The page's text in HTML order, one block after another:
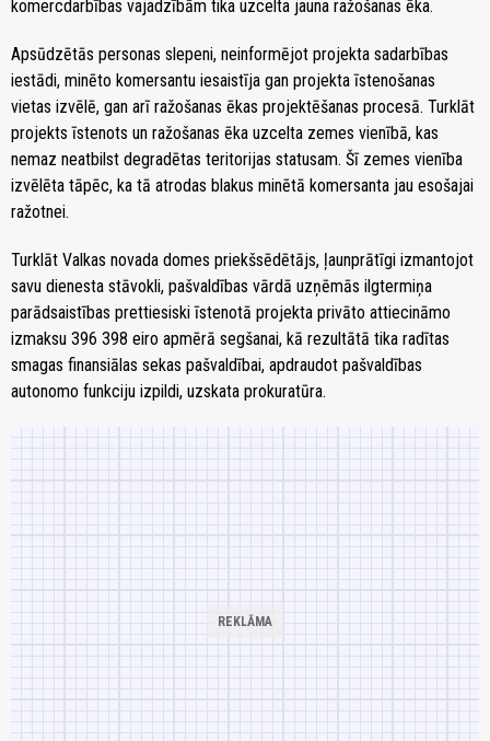
komercdarbības vajadzībām tika uzcelta jauna ražošanas ēka.
Apsūdzētās personas slepeni, neinformējot projekta sadarbības
iestādi, minēto komersantu iesaistīja gan projekta īstenošanas
vietas izvēlē, gan arī ražošanas ēkas projektēšanas procesā. Turklāt
projekts īstenots un ražošanas ēka uzcelta zemes vienībā, kas
nemaz neatbilst degradētas teritorijas statusam. Šī zemes vienība
izvēlēta tāpēc, ka tā atrodas blakus minētā komersanta jau esošajai
ražotnei.
Turklāt Valkas novada domes priekšsēdētājs, ļaunprātīgi izmantojot
savu dienesta stāvokli, pašvaldības vārdā uzņēmās ilgtermiņa
parādsaistības prettiesiski īstenotā projekta privāto attiecināmo
izmaksu 396 398 eiro apmērā segšanai, kā rezultātā tika radītas
smagas finansiālas sekas pašvaldībai, apdraudot pašvaldības
autonomo funkciju izpildi, uzskata prokuratūra.